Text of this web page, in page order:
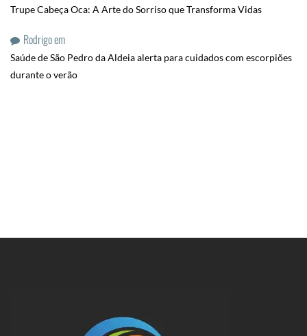
Trupe Cabeça Oca: A Arte do Sorriso que Transforma Vidas
Rodrigoem
Saúde de São Pedro da Aldeia alerta para cuidados com escorpiões
durante o verão